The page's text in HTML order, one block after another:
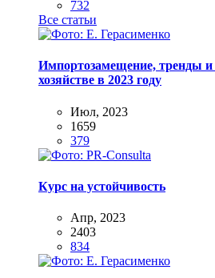
732
Все статьи
Импортозамещение, тренды
хозяйстве в 2023 году
Июл, 2023
1659
379
Курс на устойчивость
Апр, 2023
2403
834